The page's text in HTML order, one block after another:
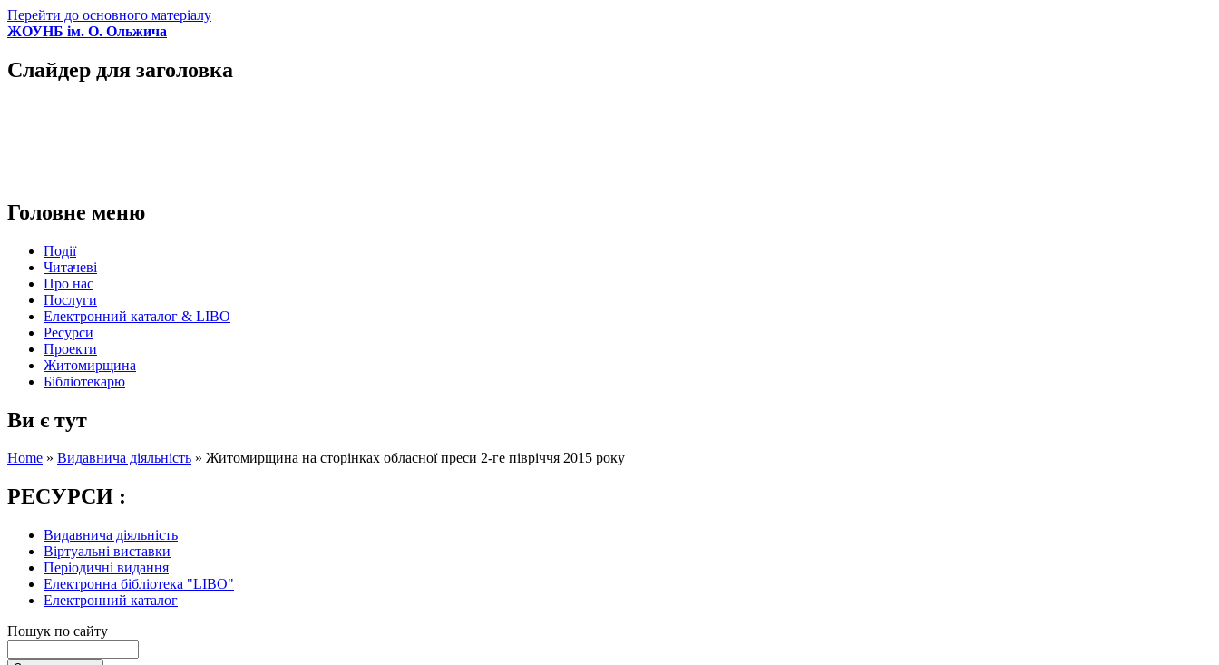
Перейти до основного матеріалу
ЖОУНБ ім. О. Ольжича
Слайдер для заголовка
Головне меню
Події
Читачеві
Про нас
Послуги
Електронний каталог & LIBO
Ресурси
Проекти
Житомирщина
Бібліотекарю
Ви є тут
Home » Видавнича діяльність » Житомирщина на сторінках обласної преси 2-ге півріччя 2015 року
РЕСУРСИ :
Видавнича діяльність
Віртуальні виставки
Періодичні видання
Електронна бібліотека "LIBO"
Електронний каталог
Пошук по сайту